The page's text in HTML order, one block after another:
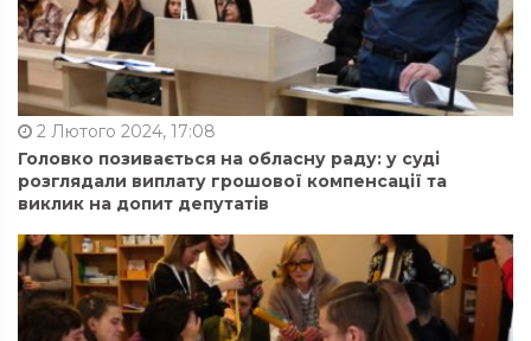
2 Лютого 2024, 17:08
Головко позивається на обласну раду: у суді
розглядали виплату грошової компенсації та
виклик на допит депутатів